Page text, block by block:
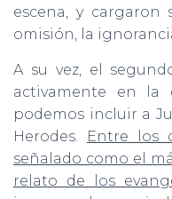
escena, y
omisión, la
A su vez, el
activamente en la
podemos incluir a
Herodes.
Entre los
señalado como el
relato de los